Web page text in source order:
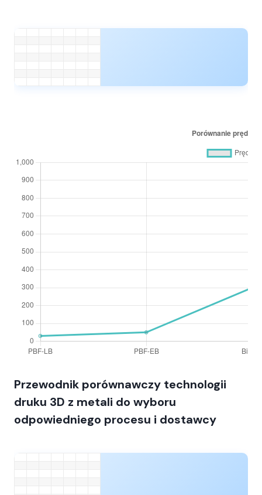
Przewodnik porównawczy technologii
druku 3D z metali do wyboru
odpowiedniego procesu i dostawcy